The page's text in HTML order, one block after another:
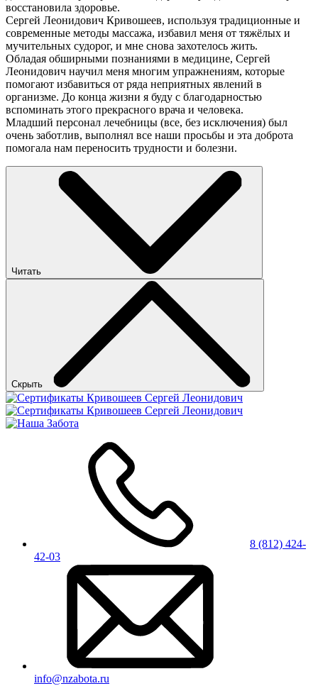
восстановила здоровье.
Сергей Леонидович Кривошеев, используя традиционные и
современные методы массажа, избавил меня от тяжёлых и
мучительных судорог, и мне снова захотелось жить.
Обладая обширными познаниями в медицине, Сергей
Леонидович научил меня многим упражнениям, которые
помогают избавиться от ряда неприятных явлений в
организме. До конца жизни я буду с благодарностью
вспоминать этого прекрасного врача и человека.
Младший персонал лечебницы (все, без исключения) был
очень заботлив, выполнял все наши просьбы и эта доброта
помогала нам переносить трудности и болезни.
Читать
Скрыть
8 (812) 424-
42-03
info@nzabota.ru